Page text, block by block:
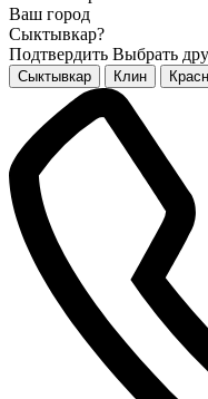
Ваш город
Сыктывкар?
Подтвердить Выбрать
Сыктывкар Клин